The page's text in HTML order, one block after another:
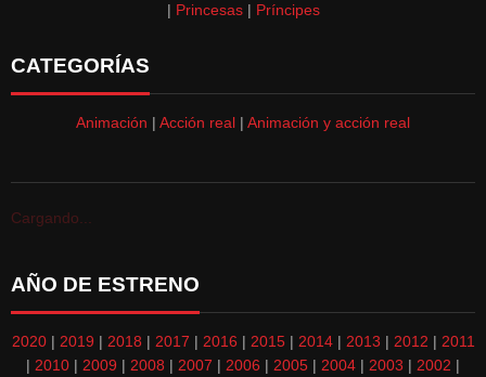
| Princesas| Príncipes
CATEGORÍAS
Animación | Acción real | Animación y acción real
Cargando...
AÑO DE ESTRENO
2020| 2019 | 2018 | 2017 | 2016 | 2015| 2014| 2013 | 2012 | 2011
| 2010 | 2009 | 2008 | 2007 | 2006 | 2005 | 2004 | 2003 | 2002 |